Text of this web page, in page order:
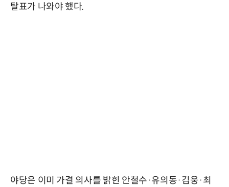
탈표가 나와야 했다.
야당은 이미 가결 의사를 밝힌 안철수·유의동·김웅·최